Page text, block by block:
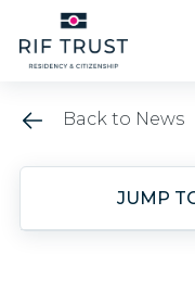
Back to News
JUMP